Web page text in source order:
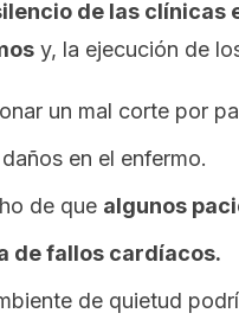
de las clínicas
y, la ejecución de
un mal corte por
en el enfermo.
de que algunos
de fallos cardíacos.
de quietud